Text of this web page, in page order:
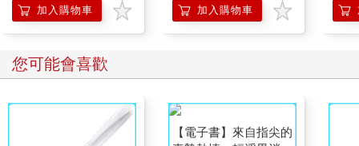
時，千萬不能仿效他們的惡行，即便我們征服了他們，也不能承
襲他們的惡習。我們不能住在房子裡，不能睡在床上，不能穿
類的所有習性都是邪惡的。當然，最重要的是，任何動物都不能
稱王稱霸、淩駕於他的同類。無論是弱小的還是強壯的，無論是
聰明的還是愚笨的，全都是兄弟。動物決不能殘殺同類，所有動
「現在，我該告訴你們昨晚我到底夢見了什麼？這個夢難於描
加入購物車 加入購物車
您可能會喜歡